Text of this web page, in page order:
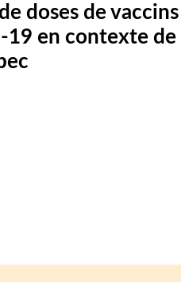
doses de vaccins
19 en contexte de